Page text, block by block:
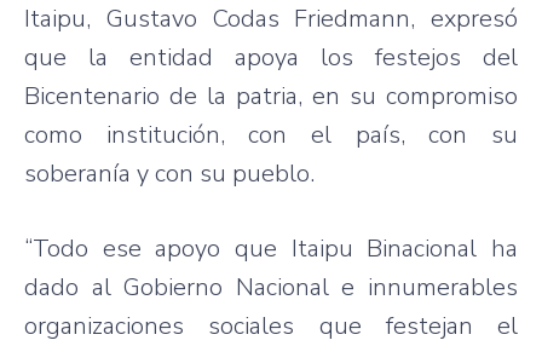
Itaipu, Gustavo Codas Friedmann, expresó
que la entidad apoya los festejos del
Bicentenario de la patria, en su compromiso
como institución, con el país, con su
soberanía y con su pueblo.
“Todo ese apoyo que Itaipu Binacional ha
dado al Gobierno Nacional e innumerables
organizaciones sociales que festejan el